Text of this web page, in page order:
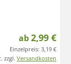
ab2,99 €
Einzelpreis: 3,19 €
zzgl. Versandkosten